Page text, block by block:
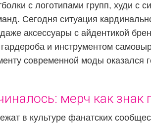
с логотипами групп, худи с
Сегодня ситуация
аксессуары с айдентикой
и инструментом
современной моды оказался
мерч как
в культуре фанатских